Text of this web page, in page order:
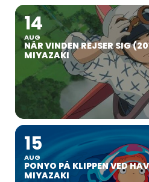
14
AUG
NÅR VINDEN REJSER SIG
MIYAZAKI
15
AUG
PONYO PÅ KLIPPEN VED
MIYAZAKI